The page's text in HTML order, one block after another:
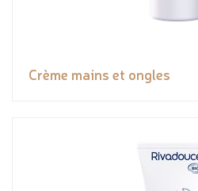
Crème mains et ongles